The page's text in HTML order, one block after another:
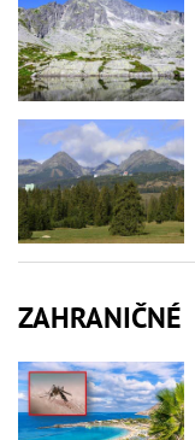
ZAHRANIČNÉ